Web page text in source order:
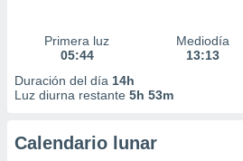
Primera luz
05:44
Mediodía
13:13
Duración del día 14h
Luz diurna restante 5h 53m
Calendario lunar